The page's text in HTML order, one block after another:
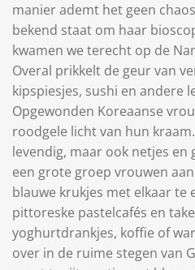
manier ademt het geen
bekend staat om haar
kwamen we terecht op de
Overal prikkelt de geur van
kipspiesjes, sushi en andere
Opgewonden Koreaanse
roodgele licht van hun
levendig, maar ook netjes en
een grote groep vrouwen
blauwe krukjes met elkaar te
pittoreske pastelcafés en
yoghurtdrankjes, koffie of
over in de ruime stegen van